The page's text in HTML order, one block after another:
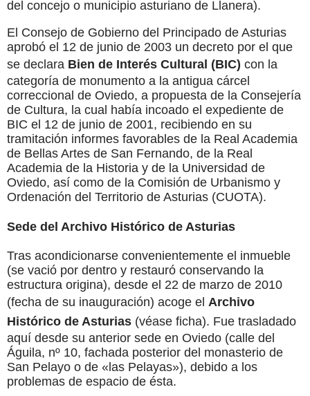
del concejo o municipio asturiano de Llanera).
El Consejo de Gobierno del Principado de Asturias
aprobó el 12 de junio de 2003 un decreto por el que
se declara Bien de Interés Cultural (BIC) con la
categoría de monumento a la antigua cárcel
correccional de Oviedo, a propuesta de la Consejería
de Cultura, la cual había incoado el expediente de
BIC el 12 de junio de 2001, recibiendo en su
tramitación informes favorables de la Real Academia
de Bellas Artes de San Fernando, de la Real
Academia de la Historia y de la Universidad de
Oviedo, así como de la Comisión de Urbanismo y
Ordenación del Territorio de Asturias (CUOTA).
Sede del Archivo Histórico de Asturias
Tras acondicionarse convenientemente el inmueble
(se vació por dentro y restauró conservando la
estructura origina), desde el 22 de marzo de 2010
(fecha de su inauguración) acoge el Archivo
Histórico de Asturias (véase ficha). Fue trasladado
aquí desde su anterior sede en Oviedo (calle del
Águila, nº 10, fachada posterior del monasterio de
San Pelayo o de «las Pelayas»), debido a los
problemas de espacio de ésta.